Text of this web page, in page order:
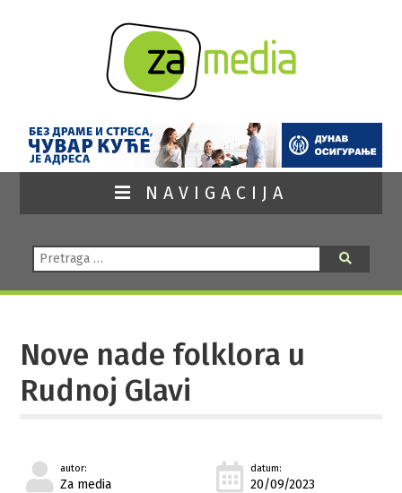
NAVIGACIJA
Pretraga:
Nove nade folklora u
Rudnoj Glavi
autor:
Za media
datum:
20/09/2023